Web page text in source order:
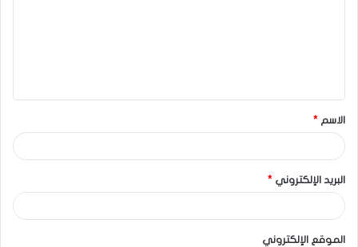
الاسم *
البريد الإلكتروني *
الموقع الإلكتروني